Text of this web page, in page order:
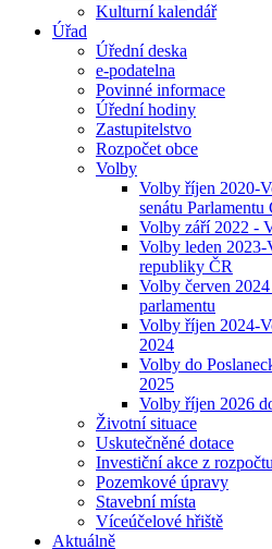
Kulturní kalendář
Úřad
Úřední deska
e-podatelna
Povinné informace
Úřední hodiny
Zastupitelstvo
Rozpočet obce
Volby
Volby říjen 2020-
senátu Parlamentu
Volby září 2022 -
Volby leden 2023-
republiky ČR
Volby červen
parlamentu
Volby říjen 2024-
2024
Volby do
2025
Volby říjen 2026
Životní situace
Uskutečněné dotace
Investiční akce z
Pozemkové úpravy
Stavební místa
Víceúčelové hřiště
Aktuálně